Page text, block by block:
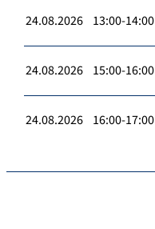
24.08.2026 13:00-14:00
24.08.2026 15:00-16:00
24.08.2026 16:00-17:00